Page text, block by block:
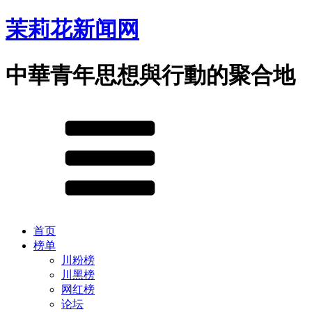
茉莉花新闻网
中華青年思想與行動的聚合地
首页
榜单
川粉榜
川黑榜
网红榜
论坛